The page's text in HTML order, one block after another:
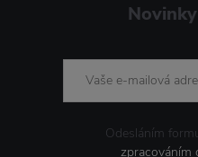
Novinky
Odesláním
zpracováním